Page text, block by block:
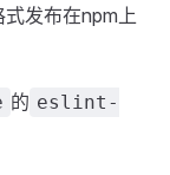
式发布在npm上
的 eslint-